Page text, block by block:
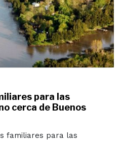
para las
cerca de Buenos
familiares para las